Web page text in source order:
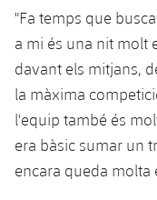
Història
Entrades
Resultats
Classificació
Jugadors
Calendari
Resultats
Jugadors
Classificació
Actualitat
Barça C
Junior
Juvenil
Campus Estiu
PLUSICON
MÉS
Informació
plusicon
més
Notícies
Atletisme
plusicon
més
"Fa temps que
a mi és una nit molt
davant els mitjans,
la màxima
l'equip també és
era bàsic sumar un
encara queda molta